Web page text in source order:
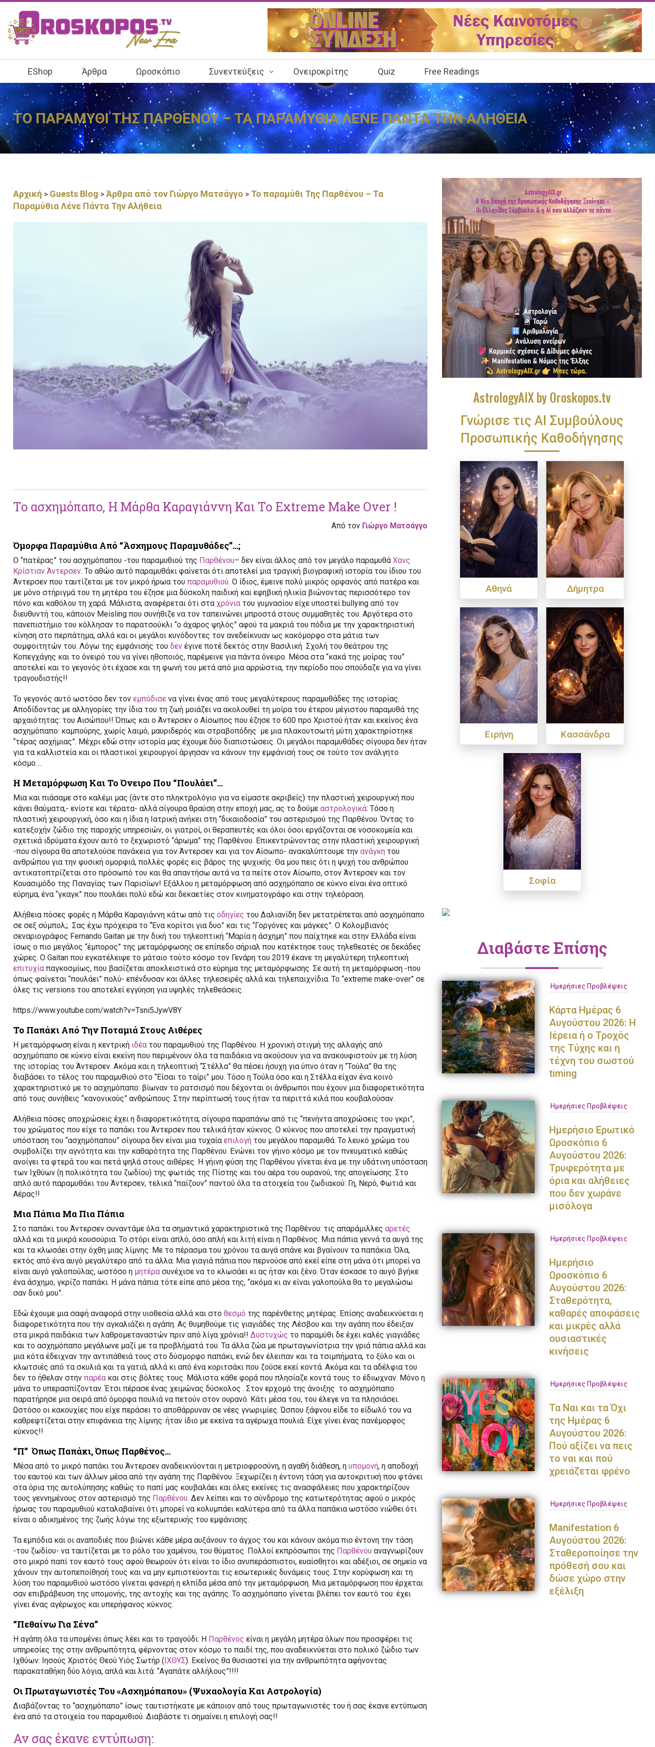
EShop Άρθρα Ωροσκόπιο Συνεντεύξεις Ονειροκρίτης Quiz Free Readings
ΤΟ ΠΑΡΑΜΥΘΙ ΤΗΣ ΠΑΡΘΕΝΟΥ – ΤΑ ΠΑΡΑΜΥΘΙΑ ΛΕΝΕ ΠΑΝΤΑ ΤΗΝ ΑΛΗΘΕΙΑ
Αρχική > Guests Blog > Άρθρα από τον Γιώργο Ματσάγγο > Το παραμύθι Της Παρθένου – Τα
Παραμύθια Λένε Πάντα Την Αλήθεια
Το ασχημόπαπο, Η Μάρθα Καραγιάννη Και Το Extreme Make Over !
Από τον Γιώργο Ματσάγγο
Όμορφα Παραμύθια Από “Άσχημους Παραμυθάδες”…;
Ο “πατέρας” του ασχημόπαπου -του παραμυθιού της Παρθένου– δεν είναι άλλος από τον μεγάλο παραμυθά Χανς
Κρίστιαν Άντερσεν. Το αθώο αυτό παραμυθάκι φαίνεται ότι αποτελεί μια τραγική βιογραφική ιστορία του ίδιου του
Άντερσεν που ταυτίζεται με τον μικρό ήρωα του παραμυθιού. Ο ίδιος, έμεινε πολύ μικρός ορφανός από πατέρα και
με μόνο στήριγμά του τη μητέρα του έζησε μια δύσκολη παιδική και εφηβική ηλικία βιώνοντας περισσότερο τον
πόνο και καθόλου τη χαρά. Μάλιστα, αναφέρεται ότι στα χρόνια του γυμνασίου είχε υποστεί bullying από τον
διευθυντή του, κάποιον Meisling που συνήθιζε να τον ταπεινώνει μπροστά στους συμμαθητές του. Αργότερα στο
πανεπιστήμιο του κόλλησαν το παρατσούκλι “ο άχαρος ψηλός” αφού τα μακριά του πόδια με την χαρακτηριστική
κίνηση στο περπάτημα, αλλά και οι μεγάλοι κυνόδοντες τον ανεδείκνυαν ως κακόμορφο στα μάτια των
συμφοιτητών του. Λόγω της εμφάνισής του δεν έγινε ποτέ δεκτός στην Βασιλική Σχολή του θεάτρου της
Κοπεγχάγης και το όνειρό του να γίνει ηθοποιός, παρέμεινε για πάντα όνειρο. Μέσα στα “κακά της μοίρας του”
αποτελεί και το γεγονός ότι έχασε και τη φωνή του μετά από μια αρρώστια, την περίοδο που σπούδαζε για να γίνει
τραγουδιστής!!
Το γεγονός αυτό ωστόσο δεν τον εμπόδισε να γίνει ένας από τους μεγαλύτερους παραμυθάδες της ιστορίας.
Αποδίδοντας με αλληγορίες την ίδια του τη ζωή μοιάζει να ακολουθεί τη μοίρα του έτερου μέγιστου παραμυθά της
αρχαιότητας: του Αισώπου!! Όπως και ο Άντερσεν ο Αίσωπος που έζησε το 600 προ Χριστού ήταν και εκείνος ένα
ασχημόπαπο: καμπούρης, χωρίς λαιμό, μαυριδερός και στραβοπόδης με μια πλακουτσωτή μύτη χαρακτηρίστηκε
“τέρας ασχήμιας”. Μέχρι εδώ στην ιστορία μας έχουμε δύο διαπιστώσεις. Οι μεγάλοι παραμυθάδες σίγουρα δεν ήταν
για τα καλλιστεία και οι πλαστικοί χειρουργοί άργησαν να κάνουν την εμφάνισή τους σε τούτο τον ανάλγητο
κόσμο….
Η Μεταμόρφωση Και Το Όνειρο Που “Πουλάει”…
Μια και πιάσαμε στο καλέμι μας (άντε στο πληκτρολόγιο για να είμαστε ακριβείς) την πλαστική χειρουργική που
κάνει θαύματα,- ενίοτε και τέρατα- αλλά σίγουρα θραύση στην εποχή μας, ας το δούμε αστρολογικά: Τόσο η
πλαστική χειρουργική, όσο και η ίδια η Ιατρική ανήκει στη “δικαιοδοσία” του αστερισμού της Παρθένου. Όντας το
κατεξοχήν ζώδιο της παροχής υπηρεσιών, οι γιατροί, οι θεραπευτές και όλοι όσοι εργάζονται σε νοσοκομεία και
σχετικά ιδρύματα έχουν αυτό το ξεχωριστό “άρωμα” της Παρθένου. Επικεντρώνοντας στην πλαστική χειρουργική
-που σίγουρα θα αποτελούσε πανάκεια για τον Άντερσεν και για τον Αίσωπο- ανακαλύπτουμε την ανάγκη του
ανθρώπου για την φυσική ομορφιά, πολλές φορές εις βάρος της ψυχικής. Θα μου πεις ότι η ψυχή του ανθρώπου
αντικατοπτρίζεται στο πρόσωπό του και θα απαντήσω αυτά να τα πείτε στον Αίσωπο, στον Άντερσεν και τον
Κουασιμόδο της Παναγίας των Παρισίων! Εξάλλου η μεταμόρφωση από ασχημόπαπο σε κύκνο είναι ένα οπτικό
εύρημα, ένα “γκαγκ” που πουλάει πολύ εδώ και δεκαετίες στον κινηματογράφο και στην τηλεόραση.
Αλήθεια πόσες φορές η Μάρθα Καραγιάννη κάτω από τις οδηγίες του Δαλιανίδη δεν μετατρέπεται από ασχημόπαπο
σε σεξ σύμπολ;; Σας έχω πρόχειρα το “Ένα κορίτσι για δυο” και τις “Γοργόνες και μάγκες”. Ο Κολομβιανός
σεναριογράφος Fernando Gaitan με την δική του τηλεοπτική “Μαρία η άσχημη” που παίχτηκε και στην Ελλάδα είναι
ίσως ο πιο μεγάλος “έμπορος” της μεταμόρφωσης σε επίπεδο σήριαλ που κατέκτησε τους τηλεθεατές σε δεκάδες
χώρες. Ο Gaitan που εγκατέλειψε το μάταιο τούτο κόσμο τον Γενάρη του 2019 έκανε τη μεγαλύτερη τηλεοπτική
επιτυχία παγκοσμίως, που βασίζεται αποκλειστικά στο εύρημα της μεταμόρφωσης. Σε αυτή τη μεταμόρφωση -που
όπως φαίνεται “πουλάει” πολύ- επένδυσαν και άλλες τηλεσειρές αλλά και τηλεπαιχνίδια. Το “extreme make-over” σε
όλες τις versions του αποτελεί εγγύηση για υψηλές τηλεθεάσεις.
https://www.youtube.com/watch?v=Tsni5JywV8Y
Το Παπάκι Από Την Ποταμιά Στους Αιθέρες
Η μεταμόρφωση είναι η κεντρική ιδέα του παραμυθιού της Παρθένου. Η χρονική στιγμή της αλλαγής από
ασχημόπαπο σε κύκνο είναι εκείνη που περιμένουν όλα τα παιδάκια να ακούσουν για να ανακουφιστούν με τη λύση
της ιστορίας του Άντερσεν. Ακόμα και η τηλεοπτική “Στέλλα” θα πέσει ήσυχη για ύπνο όταν η “Τούλα” θα της
διαβάσει το τέλος του παραμυθιού στο “Είσαι το ταίρι” μου. Τόσο η Τούλα όσο και η Στέλλα είχαν ένα κοινό
χαρακτηριστικό με το ασχημόπαπο: βίωναν το ρατσισμό που δέχονται οι άνθρωποι που έχουν μια διαφορετικότητα
από τους συνήθεις “κανονικούς” ανθρώπους. Στην περίπτωσή τους ήταν τα περιττά κιλά που κουβαλούσαν.
Αλήθεια πόσες αποχρώσεις έχει η διαφορετικότητα; σίγουρα παραπάνω από τις “πενήντα αποχρώσεις του γκρι”,
του χρώματος που είχε το παπάκι του Άντερσεν που τελικά ήταν κύκνος. Ο κύκνος που αποτελεί την πραγματική
υπόσταση του “ασχημόπαπου” σίγουρα δεν είναι μια τυχαία επιλογή του μεγάλου παραμυθά. Το λευκό χρώμα του
συμβολίζει την αγνότητα και την καθαρότητα της Παρθένου. Ενώνει τον γήινο κόσμο με τον πνευματικό καθώς
ανοίγει τα φτερά του και πετά ψηλά στους αιθέρες. Η γήινη φύση της Παρθένου γίνεται ένα με την υδάτινη υπόσταση
των Ιχθύων (η πολικότητα του ζωδίου) της φωτιάς της Πίστης και του αέρα του ουρανού, της απογείωσης. Στο
απλό αυτό παραμυθάκι του Άντερσεν, τελικά “παίζουν” παντού όλα τα στοιχεία του ζωδιακού: Γη, Νερό, Φωτιά και
Αέρας!!
Μια Πάπια Μα Πια Πάπια
Στο παπάκι του Άντερσεν συναντάμε όλα τα σημαντικά χαρακτηριστικά της Παρθένου: τις απαράμιλλες αρετές
αλλά και τα μικρά κουσούρια. Το στόρι είναι απλό, όσο απλή και λιτή είναι η Παρθένος. Μια πάπια γεννά τα αυγά της
και τα κλωσάει στην όχθη μιας λίμνης. Με το πέρασμα του χρόνου τα αυγά σπάνε και βγαίνουν τα παπάκια. Όλα,
εκτός από ένα αυγό μεγαλύτερο από τα άλλα: Μια γιαγιά πάπια που περνούσε από εκεί είπε στη μάνα ότι μπορεί να
είναι αυγό γαλοπούλας, ωστόσο η μητέρα συνέχισε να το κλωσάει κι ας ήταν και ξένο. Όταν έσκασε το αυγό βγήκε
ένα άσχημο, γκρίζο παπάκι. Η μάνα πάπια τότε είπε από μέσα της, “ακόμα κι αν είναι γαλοπούλα θα το μεγαλώσω
σαν δικό μου”.
Εδώ έχουμε μια σαφή αναφορά στην υιοθεσία αλλά και στο θεσμό της παρένθετης μητέρας. Επίσης αναδεικνύεται η
διαφορετικότητα που την αγκαλιάζει η αγάπη. Ας θυμηθούμε τις γιαγιάδες της Λέσβου και την αγάπη που έδειξαν
στα μικρά παιδάκια των λαθρομεταναστών πριν από λίγα χρόνια!! Δυστυχώς το παραμύθι δε έχει καλές γιαγιάδες
και το ασχημόπαπο μεγάλωνε μαζί με τα προβλήματά του. Τα άλλα ζώα με πρωταγωνίστρια την γριά πάπια αλλά και
μια κότα έδειχναν την αντιπάθειά τους στο δύσμορφο παπάκι, ενώ δεν έλειπαν και τα τσιμπήματα, το ξύλο και οι
κλωτσιές από τα σκυλιά και τα γατιά, αλλά κι από ένα κοριτσάκι που ζούσε εκεί κοντά. Ακόμα και τα αδέλφια του
δεν το ήθελαν στην παρέα και στις βόλτες τους. Μάλιστα κάθε φορά που πλησίαζε κοντά τους το έδιωχναν. Μόνο η
μάνα το υπερασπίζονταν. Έτσι πέρασε ένας χειμώνας δύσκολος . Στον ερχομό της άνοιξης το ασχημόπαπο
παρατήρησε μια σειρά από όμορφα πουλιά να πετούν στον ουρανό. Κάτι μέσα του, του έλεγε να τα πλησιάσει.
Ωστόσο οι κακουχίες που είχε περάσει το αποθάρρυναν σε νέες γνωριμίες. Ώσπου ξάφνου είδε το είδωλό του να
καθρεφτίζεται στην επιφάνεια της λίμνης: ήταν ίδιο με εκείνα τα αγέρωχα πουλιά. Είχε γίνει ένας πανέμορφος
κύκνος!!
“Π” Όπως Παπάκι, Όπως Παρθένος…
Μέσα από το μικρό παπάκι του Άντερσεν αναδεικνύονται η μετριοφροσύνη, η αγαθή διάθεση, η υπομονή, η αποδοχή
του εαυτού και των άλλων μέσα από την αγάπη της Παρθένου. Ξεχωρίζει η έντονη τάση για αυτοκριτική που φτάνει
στα όρια της αυτολύπησης καθώς το παπί μας κουβαλάει και όλες εκείνες τις ανασφάλειες που χαρακτηρίζουν
τους γεννημένους στον αστερισμό της Παρθένου. Δεν λείπει και το σύνδρομο της κατωτερότητας αφού ο μικρός
ήρωας του παραμυθιού καταλαβαίνει ότι μπορεί να κολυμπάει καλύτερα από τα άλλα παπάκια ωστόσο νιώθει ότι
είναι ο αδικημένος της ζωής λόγω της εξωτερικής του εμφάνισης.
Τα εμπόδια και οι αναποδιές που βιώνει κάθε μέρα αυξάνουν το άγχος του και κάνουν ακόμα πιο έντονη την τάση
-του ζωδίου- να ταυτίζεται με το ρόλο του χαμένου, του θύματος. Πολλοί εκπρόσωποι της Παρθένου αναγνωρίζουν
στο μικρό παπί τον εαυτό τους αφού θεωρούν ότι είναι το ίδιο ανυπεράσπιστοι, ευαίσθητοι και αδέξιοι, σε σημείο να
χάνουν την αυτοπεποίθησή τους και να μην εμπιστεύονται τις εσωτερικές δυνάμεις τους. Στην κορύφωση και τη
λύση του παραμυθιού ωστόσο γίνεται φανερή η ελπίδα μέσα από την μεταμόρφωση. Μια μεταμόρφωση που έρχεται
σαν επιβράβευση της υπομονής, της αντοχής και της αγάπης. Το ασχημόπαπο γίνεται βλέπει τον εαυτό του: έχει
γίνει ένας αγέρωχος και υπερήφανος κύκνος.
“Πεθαίνω Για Σένα”
Η αγάπη όλα τα υπομένει όπως λέει και το τραγούδι: Η Παρθένος είναι η μεγάλη μητέρα όλων που προσφέρει τις
υπηρεσίες της στην ανθρωπότητα, φέρνοντας στον κόσμο το παιδί της, που αναδεικνύεται στο πολικό ζώδιο των
Ιχθύων: Ιησούς Χριστός Θεού Υιός Σωτήρ (ΙΧΘΥΣ). Εκείνος θα θυσιαστεί για την ανθρωπότητα αφήνοντας
παρακαταθήκη δύο λόγια, απλά και λιτά: “Αγαπάτε αλλήλους”!!!!
Οι Πρωταγωνιστές Του «Ασχημόπαπου» (Ψυχαολογία Και Αστρολογία)
Διαβάζοντας το “ασχημόπαπο” ίσως ταυτιστήκατε με κάποιον από τους πρωταγωνιστές του ή σας έκανε εντύπωση
ένα από τα στοιχεία του παραμυθιού. Διαβάστε τι σημαίνει η επιλογή σας!!
Αν σας έκανε εντύπωση:
AstrologyAIX by Oroskopos.tv
Γνώρισε τις ΑΙ Συμβούλους
Προσωπικής Καθοδήγησης
Αθηνά Δήμητρα
Ειρήνη Κασσάνδρα
Σοφία
Διαβάστε Επίσης
Ημερήσιες Προβλέψεις
Κάρτα Ημέρας 6
Αυγούστου 2026: Η
Ιέρεια ή ο Τροχός
της Τύχης και η
τέχνη του σωστού
timing
Ημερήσιες Προβλέψεις
Ημερήσιο Ερωτικό
Ωροσκόπιο 6
Αυγούστου 2026:
Τρυφερότητα με
όρια και αλήθειες
που δεν χωράνε
μισόλογα
Ημερήσιες Προβλέψεις
Ημερήσιο
Ωροσκόπιο 6
Αυγούστου 2026:
Σταθερότητα,
καθαρές αποφάσεις
και μικρές αλλά
ουσιαστικές
κινήσεις
Ημερήσιες Προβλέψεις
Τα Ναι και τα Όχι
της Ημέρας 6
Αυγούστου 2026:
Πού αξίζει να πεις
το ναι και πού
χρειάζεται φρένο
Ημερήσιες Προβλέψεις
Manifestation 6
Αυγούστου 2026:
Σταθεροποίησε την
πρόθεσή σου και
δώσε χώρο στην
εξέλιξη